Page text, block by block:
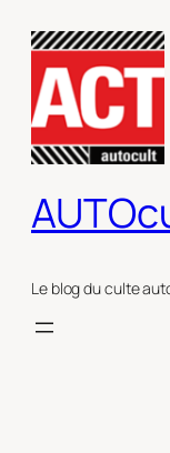
contenu
Le blog du culte